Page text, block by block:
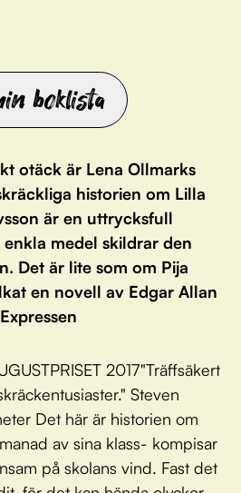
boklista
otäck är Lena Ollmarks
historien om Lilla
är en uttrycksfull
medel skildrar den
Det är lite som om Pija
en novell av Edgar Allan
2017"Träffsäkert
Steven
Det här är historien om
av sina klass- kompisar
på skolans vind. Fast det